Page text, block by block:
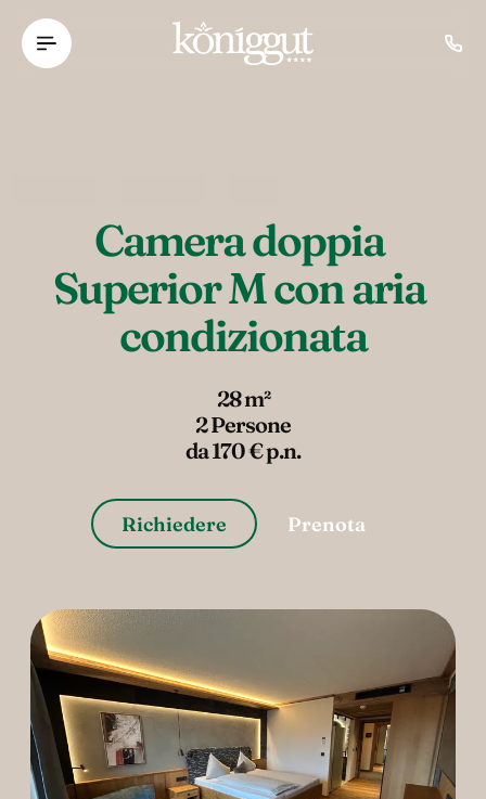
----
----
Camera doppia
Superior M con aria
condizionata
28 m²
2 Persone
da 170 € p.n.
Richiedere Prenota